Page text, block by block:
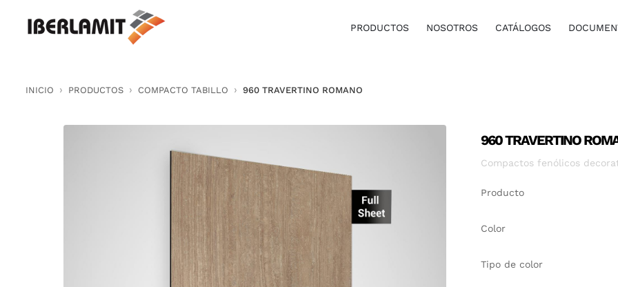
PRODUCTOS NOSOTROS CATÁLOGOS
INICIO PRODUCTOS COMPACTO TABILLO 960 TRAVERTINO ROMANO
960 TRAVERTINO
Compactos fenólicos
Producto
Color
Tipo de color